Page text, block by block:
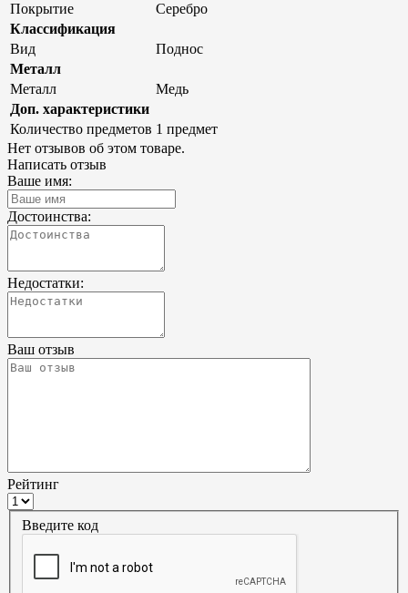
Покрытие
Серебро
Классификация
Вид
Поднос
Металл
Металл
Медь
Доп. характеристики
Количество предметов 1 предмет
Нет отзывов об этом товаре.
Написать отзыв
Ваше имя:
Достоинства:
Недостатки:
Ваш отзыв
Рейтинг
Введите код